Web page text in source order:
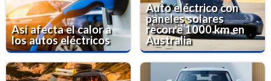
Así afecta el calor a
los autos eléctricos
Auto eléctrico con
paneles solares
recorre 1000 km en
Australia